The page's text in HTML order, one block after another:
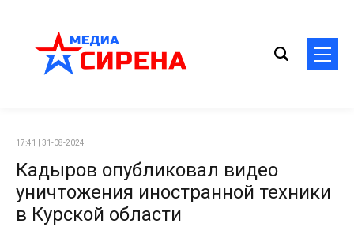
17:41 | 31-08-2024
Кадыров опубликовал видео
уничтожения иностранной техники
в Курской области